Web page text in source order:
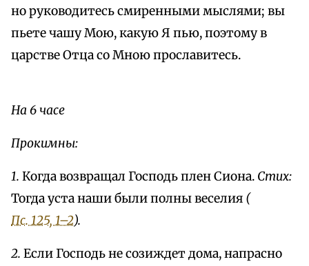
но руководитесь смиренными мыслями; вы
пьете чашу Мою, какую Я пью, поэтому в
царстве Отца со Мною прославитесь.
На 6 часе
Прокимны:
1. Когда возвращал Господь плен Сиона. Стих:
Тогда уста наши были полны веселия (
Пс. 125, 1–2).
2. Если Господь не созиждет дома, напрасно